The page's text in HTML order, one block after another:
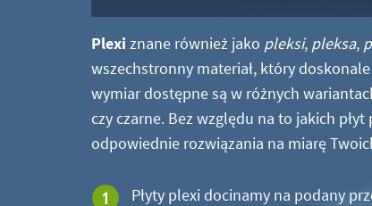
Plexi znane również jako pleksi, pleksa,
wszechstronny materiał, który
wymiar dostępne są w różnych
czy czarne. Bez względu na to jakich
odpowiednie rozwiązania na miarę
Płyty plexi docinamy na podany